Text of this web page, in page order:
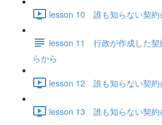
lesson 10 誰も知らない契
lesson 11 行政が作成した契
らから
lesson 12 誰も知らない契
lesson 13 誰も知らない契